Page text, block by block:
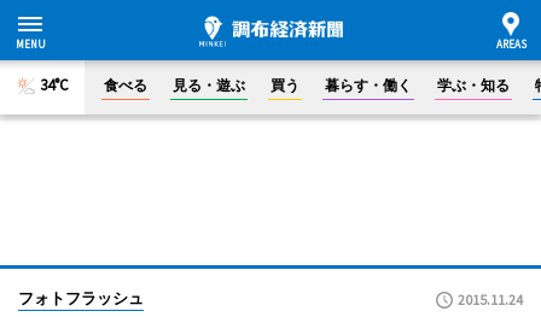
34°C 食べる 見る・遊ぶ 買う 暮らす・働く 学ぶ・知る
フォトフラッシュ 2015.11.24